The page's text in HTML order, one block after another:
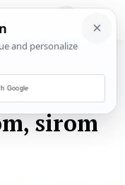
sirom
Google